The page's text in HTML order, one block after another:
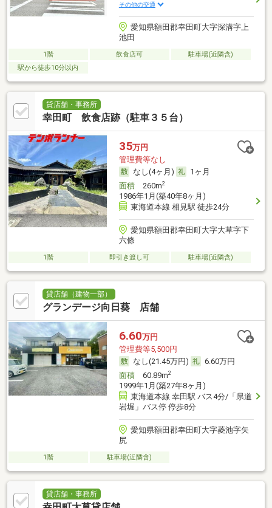
その他の交通
愛知県額田郡幸田町大字深溝字上
池田
1階 飲食店可
駐車場(近隣含)
駅から徒歩10分以内
貸店舗・事務所
幸田町 飲食店跡（駐車３５台）
35万円
管理費等なし
なし(4ヶ月)
1ヶ月
面積260m2
1986年1月(築40年8ヶ月)
東海道本線 相見駅 徒歩24分
愛知県額田郡幸田町大字大草字下
六條
1階 即引き渡し可 駐車場(近隣含)
貸店舗（建物一部）
グランデージ向日葵 店舗
6.60万円
管理費等5,500円
なし(21.45万円)
6.60万円
面積60.89m2
1999年1月(築27年8ヶ月)
東海道本線 幸田駅 バス4分/「県道
岩堀」バス停 停歩8分
愛知県額田郡幸田町大字菱池字矢
尻
1階 駐車場(近隣含)
貸店舗・事務所